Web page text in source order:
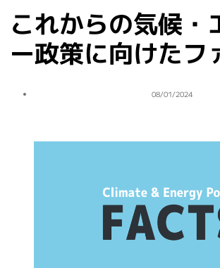
これからの気候・
ー政策に向けたフ
08/01/2024